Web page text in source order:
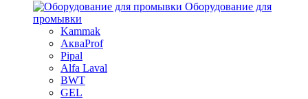
Оборудование для
промывки
Kammak
АкваProf
Pipal
Alfa Laval
BWT
GEL